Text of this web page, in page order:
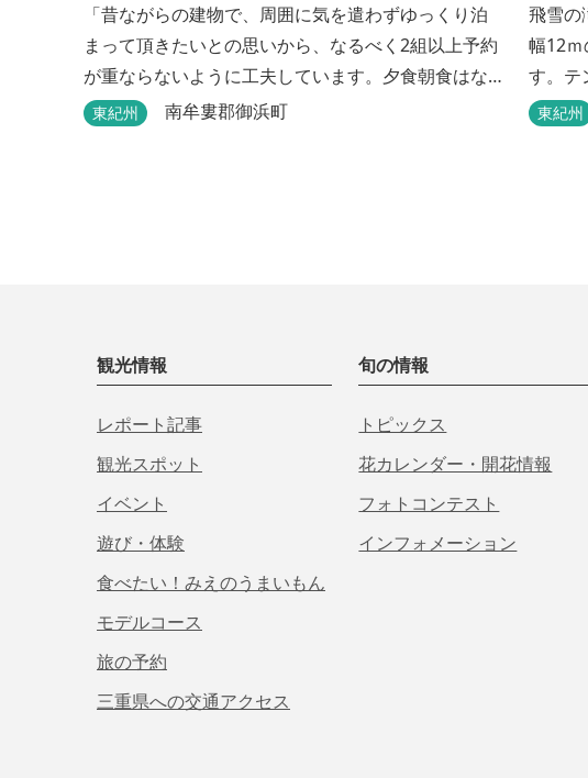
「昔ながらの建物で、周囲に気を遣わずゆっくり泊
まって頂きたいとの思いから、なるべく2組以上予約
が重ならないように工夫しています。夕食朝食はな
るべく、地元のものを使って、仕事などで連泊の方
東紀州 南牟婁郡御浜町
飛雪の
幅12
す。テ
棟あり
東紀州
観光情報
レポート記事
観光スポット
イベント
遊び・体験
食べたい！みえのうまいもん
モデルコース
旅の予約
三重県への交通アクセス
旬の情報
トピックス
花カレンダー・開花情報
フォトコンテスト
インフォメーション